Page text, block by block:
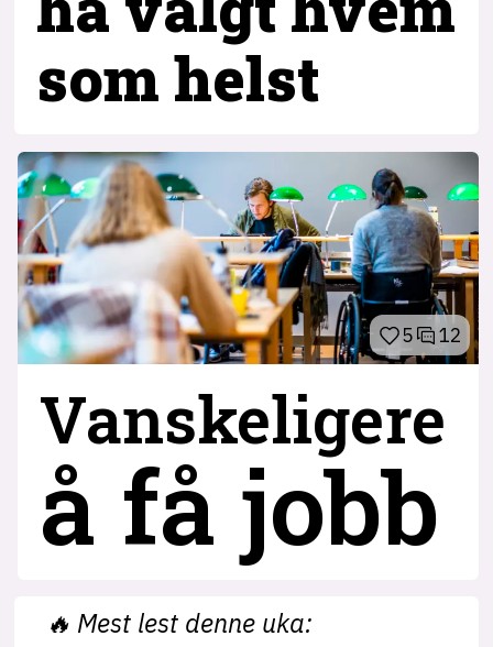
som helst
5 12
Vanskeligere
å få jobb
🔥 Mest lest denne uka: